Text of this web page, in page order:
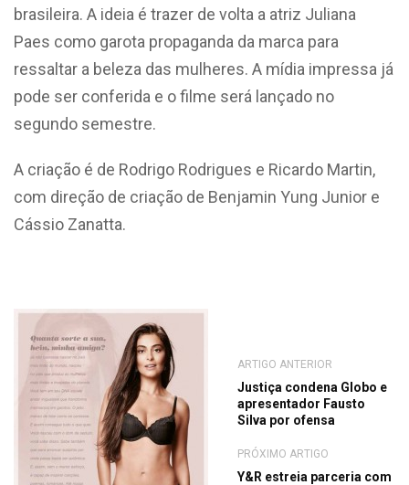
brasileira. A ideia é trazer de volta a atriz Juliana
Paes como garota propaganda da marca para
ressaltar a beleza das mulheres. A mídia impressa já
pode ser conferida e o filme será lançado no
segundo semestre.
A criação é de Rodrigo Rodrigues e Ricardo Martin,
com direção de criação de Benjamin Yung Junior e
Cássio Zanatta.
ARTIGO ANTERIOR
Justiça condena Globo e
apresentador Fausto
Silva por ofensa
PRÓXIMO ARTIGO
Y&R estreia parceria com